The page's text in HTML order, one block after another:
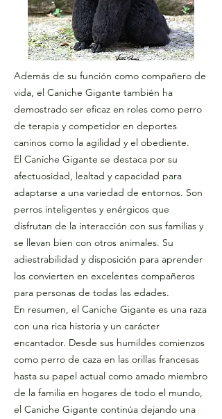
Además de su función como compañero de
vida, el Caniche Gigante también ha
demostrado ser eficaz en roles como perro
de terapia y competidor en deportes
caninos como la agilidad y el obediente.
El Caniche Gigante se destaca por su
afectuosidad, lealtad y capacidad para
adaptarse a una variedad de entornos. Son
perros inteligentes y enérgicos que
disfrutan de la interacción con sus familias y
se llevan bien con otros animales. Su
adiestrabilidad y disposición para aprender
los convierten en excelentes compañeros
para personas de todas las edades.
En resumen, el Caniche Gigante es una raza
con una rica historia y un carácter
encantador. Desde sus humildes comienzos
como perro de caza en las orillas francesas
hasta su papel actual como amado miembro
de la familia en hogares de todo el mundo,
el Caniche Gigante continúa dejando una